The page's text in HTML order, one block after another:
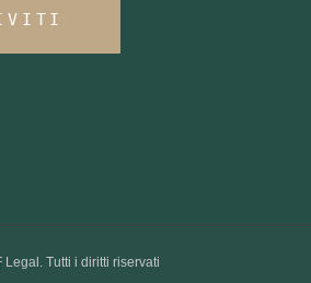
Legal . Tutti i diritti riservati